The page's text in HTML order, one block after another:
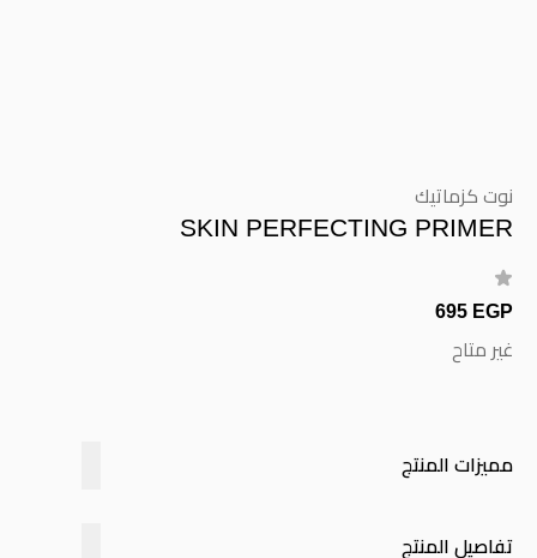
نوت كزماتيك
SKIN PERFECTING PRIMER
695 EGP
غير متاح
مميزات المنتج
تفاصيل المنتج